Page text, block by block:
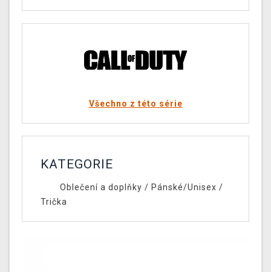
Všechno z této série
KATEGORIE
Oblečení a doplňky / Pánské/Unisex /
Trička